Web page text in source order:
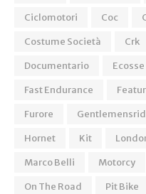
Ciclomotori
Coc
Costume Società
Crk
Documentario
Ecosse
Fast Endurance
Furore
Hornet
Kit
Marco Belli
Motorcy
On The Road
Pit Bike